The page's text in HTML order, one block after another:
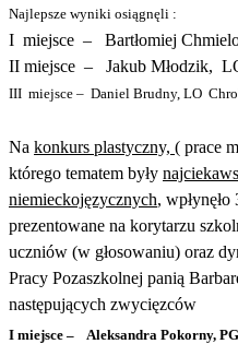
Najlepsze wyniki osiągnęli :
I miejsce – Bartłomiej
II miejsce – Jakub Młodzik,
III miejsce – Daniel Brudny, LO
Na konkurs plastyczny, ( prace
którego tematem były
niemieckojęzycznych, wpłynęło
prezentowane na korytarzu
uczniów (w głosowaniu) oraz
Pracy Pozaszkolnej panią
następujących zwycięzców
I miejsce – Aleksandra Pokorny,